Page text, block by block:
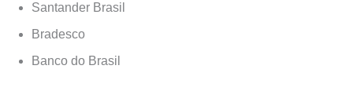
Santander Brasil
Bradesco
Banco do Brasil